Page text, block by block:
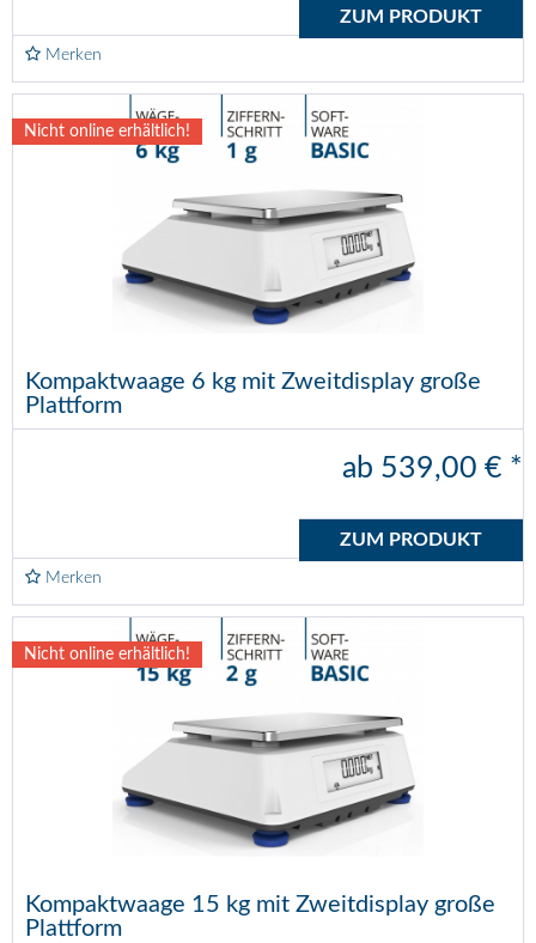
ZUM PRODUKT
Merken
Nicht online erhältlich!
Kompaktwaage 6 kg mit Zweitdisplay große
Plattform
ab 539,00 € *
ZUM PRODUKT
Merken
Nicht online erhältlich!
Kompaktwaage 15 kg mit Zweitdisplay große
Plattform